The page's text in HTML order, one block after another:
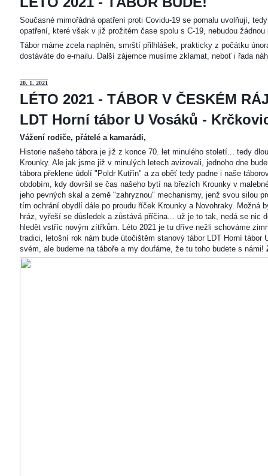
Současné mimořádná opatření proti Covidu-19 se pomalu uvolňují,
opatření, které však v již prožitém čase spolu s C-19, nebudou žádnou
Tábor máme zcela naplněn, smrští přilhlášek, prakticky z počátku
dostáváte do e-mailu. Další zájemce musíme zklamat, neboť i řada
20. 1. 2021
LÉTO 2021 - TÁBOR V ČESKÉM
LDT Horní tábor U Vosáků -
Vážení rodiče, přátelé a kamarádi,
Historie našeho tábora je již z konce 70. let minulého století... tedy
Krounky. Ale jak jsme již v minulých letech avizovali, jednoho dne
tábora překlene údolí "Poldr Kutřín" a za oběť tedy padne i naše
obdobím, kdy dovršil se čas našeho bytí na březích Krounky v
jeho pevných skal a země "zahryznou" mechanismy, jenž svou silou
tím ochrání obydlí dále po proudu říček Krounky a Novohraky. Možná
hráz, vyřeší se důsledek a zůstává příčina... už je to tak, nedá se nic
hledět vstříc novým zítřkům. Léto 2021 je tu dříve nežli schováme
tradici, letošní rok nám bude útočištěm stanový tábor LDT Horní tábor
svém, ale budeme na táboře a my doufáme, že tu toho budete s námi!